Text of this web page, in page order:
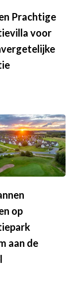
Prachtige
voor
op
aan de